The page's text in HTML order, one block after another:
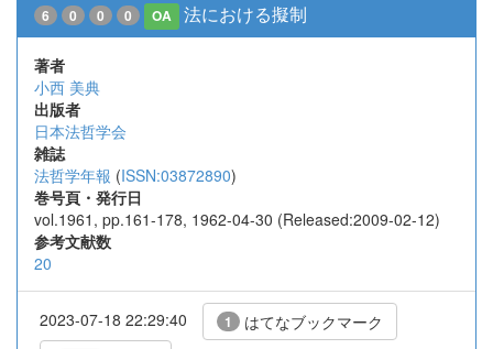
6 0 0 0 OA 法における擬制
著者
小西 美典
出版者
日本法哲学会
雑誌
法哲学年報 (ISSN:03872890)
巻号頁・発行日
vol.1961, pp.161-178, 1962-04-30 (Released:2009-02-12)
参考文献数
20
2023-07-18 22:29:40 1 はてなブックマーク